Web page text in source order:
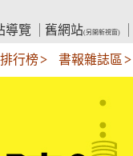
導覽
舊網站(另開新視窗)
行榜 書報雜誌區